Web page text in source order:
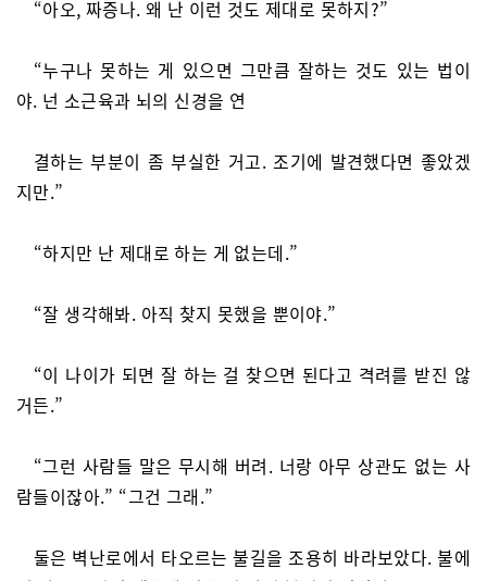
“아오, 짜증나. 왜 난 이런 것도 제대로 못하지?”
“누구나 못하는 게 있으면 그만큼 잘하는 것도 있는 법이
야. 넌 소근육과 뇌의 신경을 연
결하는 부분이 좀 부실한 거고. 조기에 발견했다면 좋았겠
지만.”
“하지만 난 제대로 하는 게 없는데.”
“잘 생각해봐. 아직 찾지 못했을 뿐이야.”
“이 나이가 되면 잘 하는 걸 찾으면 된다고 격려를 받진 않
거든.”
“그런 사람들 말은 무시해 버려. 너랑 아무 상관도 없는 사
람들이잖아.” “그건 그래.”
둘은 벽난로에서 타오르는 불길을 조용히 바라보았다. 불에